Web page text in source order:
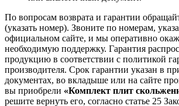
По вопросам возврата и гарантии
(указать номер). Звоните по номерам,
официальном сайте, и мы оперативно
необходимую поддержку. Гарантия
продукцию в соответствии с политикой
производителя. Срок гарантии указан в
документах, во вкладыше или на сайте
вы приобрели «Комплект плит
решите вернуть его, согласно статье 25